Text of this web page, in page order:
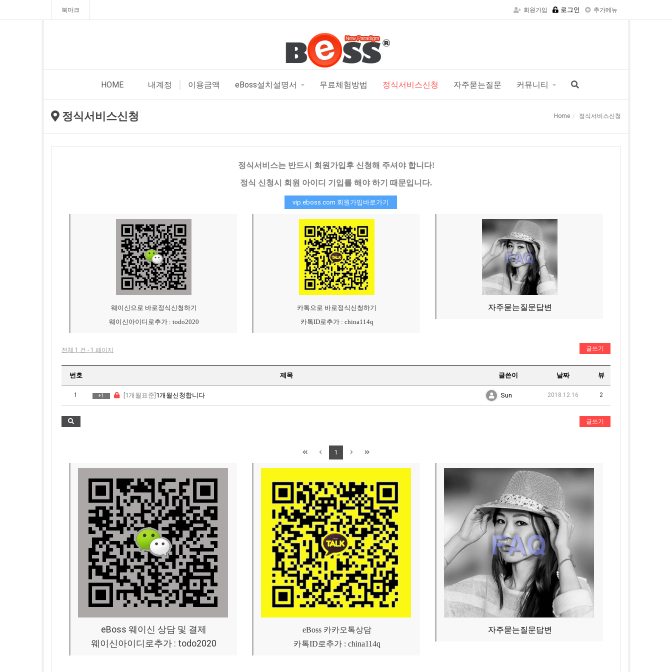
북마크 회원가입 로그인 추가메뉴
HOME 내계정 이용금액 eBoss설치설명서 무료체험방법 정식서비스신청 자주묻는질문 커뮤니티
정식서비스신청 Home 정식서비스신청
정식서비스는 반드시 회원가입후 신청해 주셔야 합니다!
정식 신청시 회원 아이디 기입를 해야 하기 때문입니다.
vip.eboss.com 회원가입바로가기
웨이신으로 바로정식신청하기
웨이신아이디로추가 : todo2020
카톡으로 바로정식신청하기
카톡ID로추가 : china114q
자주묻는질문답변
전체 1 건 - 1 페이지 글쓰기
번호 제목 글쓴이 날짜 뷰
1 +1 [1개월표준] 1개월신청합니다 Sun 2018.12.16 2
글쓰기
1
eBoss 웨이신 상담 및 결제
웨이신아이디로추가 : todo2020
eBoss 카카오톡상담
카톡ID로추가 : china114q
자주묻는질문답변